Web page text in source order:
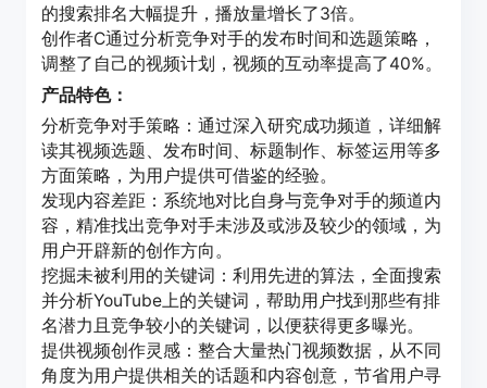
的搜索排名大幅提升，播放量增长了3倍。
创作者C通过分析竞争对手的发布时间和选题策略，
调整了自己的视频计划，视频的互动率提高了40%。
产品特色：
分析竞争对手策略：通过深入研究成功频道，详细解
读其视频选题、发布时间、标题制作、标签运用等多
方面策略，为用户提供可借鉴的经验。
发现内容差距：系统地对比自身与竞争对手的频道内
容，精准找出竞争对手未涉及或涉及较少的领域，为
用户开辟新的创作方向。
挖掘未被利用的关键词：利用先进的算法，全面搜索
并分析YouTube上的关键词，帮助用户找到那些有排
名潜力且竞争较小的关键词，以便获得更多曝光。
提供视频创作灵感：整合大量热门视频数据，从不同
角度为用户提供相关的话题和内容创意，节省用户寻